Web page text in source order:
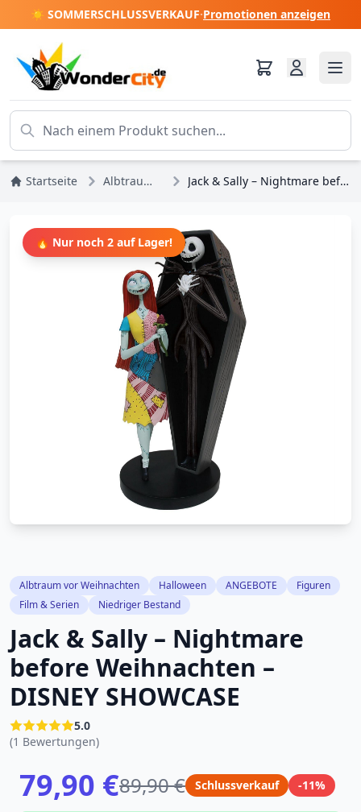
☀️ SOMMERSCHLUSSVERKAUF·Promotionen anzeigen
Startseite Albtraum vor Weihnachten Jack & Sally – Nightmare before Weihnachten – DISNEY SHOWCASE
🔥 Nur noch 2 auf Lager!
Albtraum vor Weihnachten Halloween ANGEBOTE
Figuren
Film & Serien
Niedriger Bestand
Jack & Sally – Nightmare
before Weihnachten –
DISNEY SHOWCASE
5.0
(1 Bewertungen)
79,90 €89,90 € Schlussverkauf -11%